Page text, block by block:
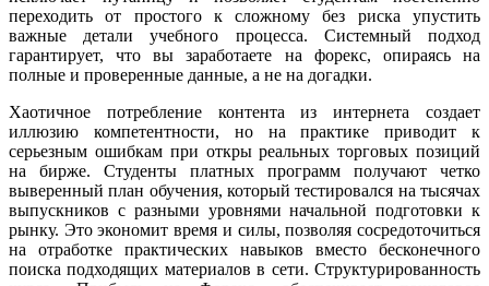
переходить от простого к сложному без риска упустить
важные детали учебного процесса. Системный подход
гарантирует, что вы заработаете на форекс, опираясь на
полные и проверенные данные, а не на догадки.
Хаотичное потребление контента из интернета создает
иллюзию компетентности, но на практике приводит к
серьезным ошибкам при откры реальных торговых позиций
на бирже. Студенты платных программ получают четко
выверенный план обучения, который тестировался на тысячах
выпускников с разными уровнями начальной подготовки к
рынку. Это экономит время и силы, позволяя сосредоточиться
на отработке практических навыков вместо бесконечного
поиска подходящих материалов в сети. Структурированность